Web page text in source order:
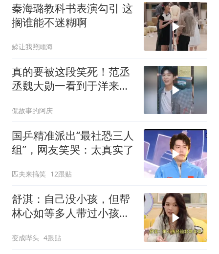
秦海璐教科书表演勾引 这
搁谁能不迷糊啊
鲸让我照顾海
真的要被这段笑死！范丞
丞魏大勋一看到于洋来
侃故事的阿庆
国乒精准派出“最社恐三人
组”，网友笑哭：太真实了
匹夫来搞笑 12跟贴
舒淇：自己没小孩，但帮
林心如等多人带过小孩，
变成哔头 4跟贴